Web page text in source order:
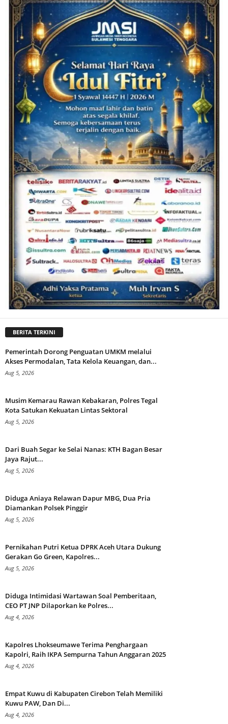
BERITA TERKINI
Pemerintah Dorong Penguatan UMKM melalui
Akses Permodalan, Tata Kelola Keuangan, dan...
Aug 5, 2026
Musim Kemarau Rawan Kebakaran, Polres Tegal
Kota Satukan Kekuatan Lintas Sektoral
Aug 5, 2026
Dari Buah Segar ke Selai Nanas: KTH Bagan Besar
Jaya Rajut...
Aug 5, 2026
Diduga Aniaya Relawan Dapur MBG, Dua Pria
Diamankan Polsek Pinggir
Aug 5, 2026
Pernikahan Putri Ketua DPRK Aceh Utara Dukung
Gerakan Go Green, Kapolres...
Aug 5, 2026
Diduga Intimidasi Wartawan Soal Pemberitaan,
CEO PT JNP Dilaporkan ke Polres...
Aug 4, 2026
Kapolres Lhokseumawe Terima Penghargaan
Kapolri, Raih IKPA Sempurna Tahun Anggaran 2025
Aug 4, 2026
Empat Kuwu di Kabupaten Cirebon Telah Memiliki
Kuwu PAW, Dan Di...
Aug 4, 2026